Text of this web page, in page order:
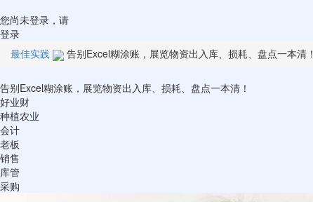
您尚未登录，请
登录
最佳实践
告别Excel糊涂账，展览物资出入库、损耗、盘点一本清！
告别Excel糊涂账，展览物资出入库、损耗、盘点一本清！
好业财
种植农业
会计
老板
销售
库管
采购